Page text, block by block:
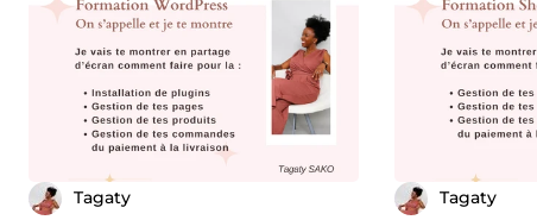
Tagaty Tagaty